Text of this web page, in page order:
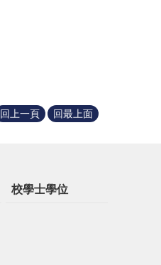
回上一頁 回最上面
校學士學位